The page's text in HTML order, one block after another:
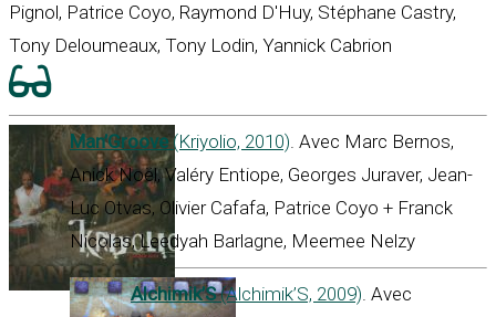
Pignol, Patrice Coyo, Raymond D'Huy, Stéphane Castry,
Tony Deloumeaux, Tony Lodin, Yannick Cabrion
Man’Groove(Kriyolio, 2010). Avec Marc Bernos,
Anick Noël, Valéry Entiope, Georges Juraver, Jean-
Luc Otvas, Olivier Cafafa, Patrice Coyo + Franck
Nicolas, Leedyah Barlagne, Meemee Nelzy
Alchimik’S(Alchimik’S, 2009). Avec